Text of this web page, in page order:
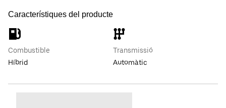
Característiques del producte
Combustible
Híbrid
Transmissió
Automàtic